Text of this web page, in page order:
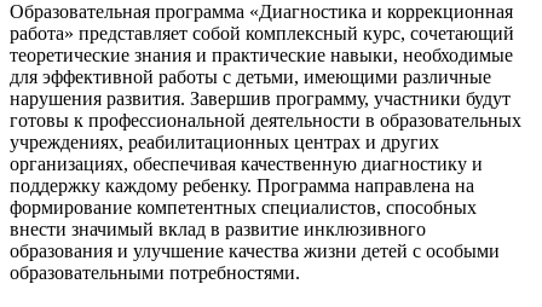
Образовательная программа «Диагностика и коррекционная
работа» представляет собой комплексный курс, сочетающий
теоретические знания и практические навыки, необходимые
для эффективной работы с детьми, имеющими различные
нарушения развития. Завершив программу, участники будут
готовы к профессиональной деятельности в образовательных
учреждениях, реабилитационных центрах и других
организациях, обеспечивая качественную диагностику и
поддержку каждому ребенку. Программа направлена на
формирование компетентных специалистов, способных
внести значимый вклад в развитие инклюзивного
образования и улучшение качества жизни детей с особыми
образовательными потребностями.